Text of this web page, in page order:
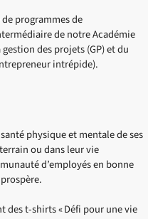
programmes de
de notre Académie
des projets (GP) et du
intrépide).
physique et mentale de ses
ou dans leur vie
d’employés en bonne